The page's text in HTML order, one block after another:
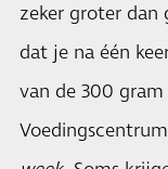
zeker groter dan
dat je na één
van de 300